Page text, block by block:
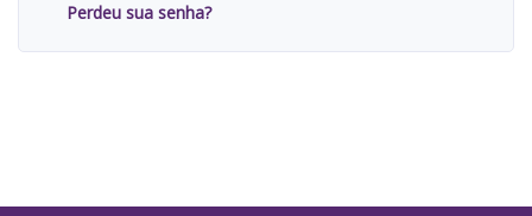
Perdeu sua senha?